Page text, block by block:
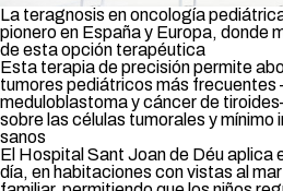
La teragnosis en oncología
pionero en España y Europa, donde
de esta opción terapéutica
Esta terapia de precisión permite
tumores pediátricos más
meduloblastoma y cáncer de
sobre las células tumorales y mínimo
sanos
El Hospital Sant Joan de Déu aplica
día, en habitaciones con vistas al